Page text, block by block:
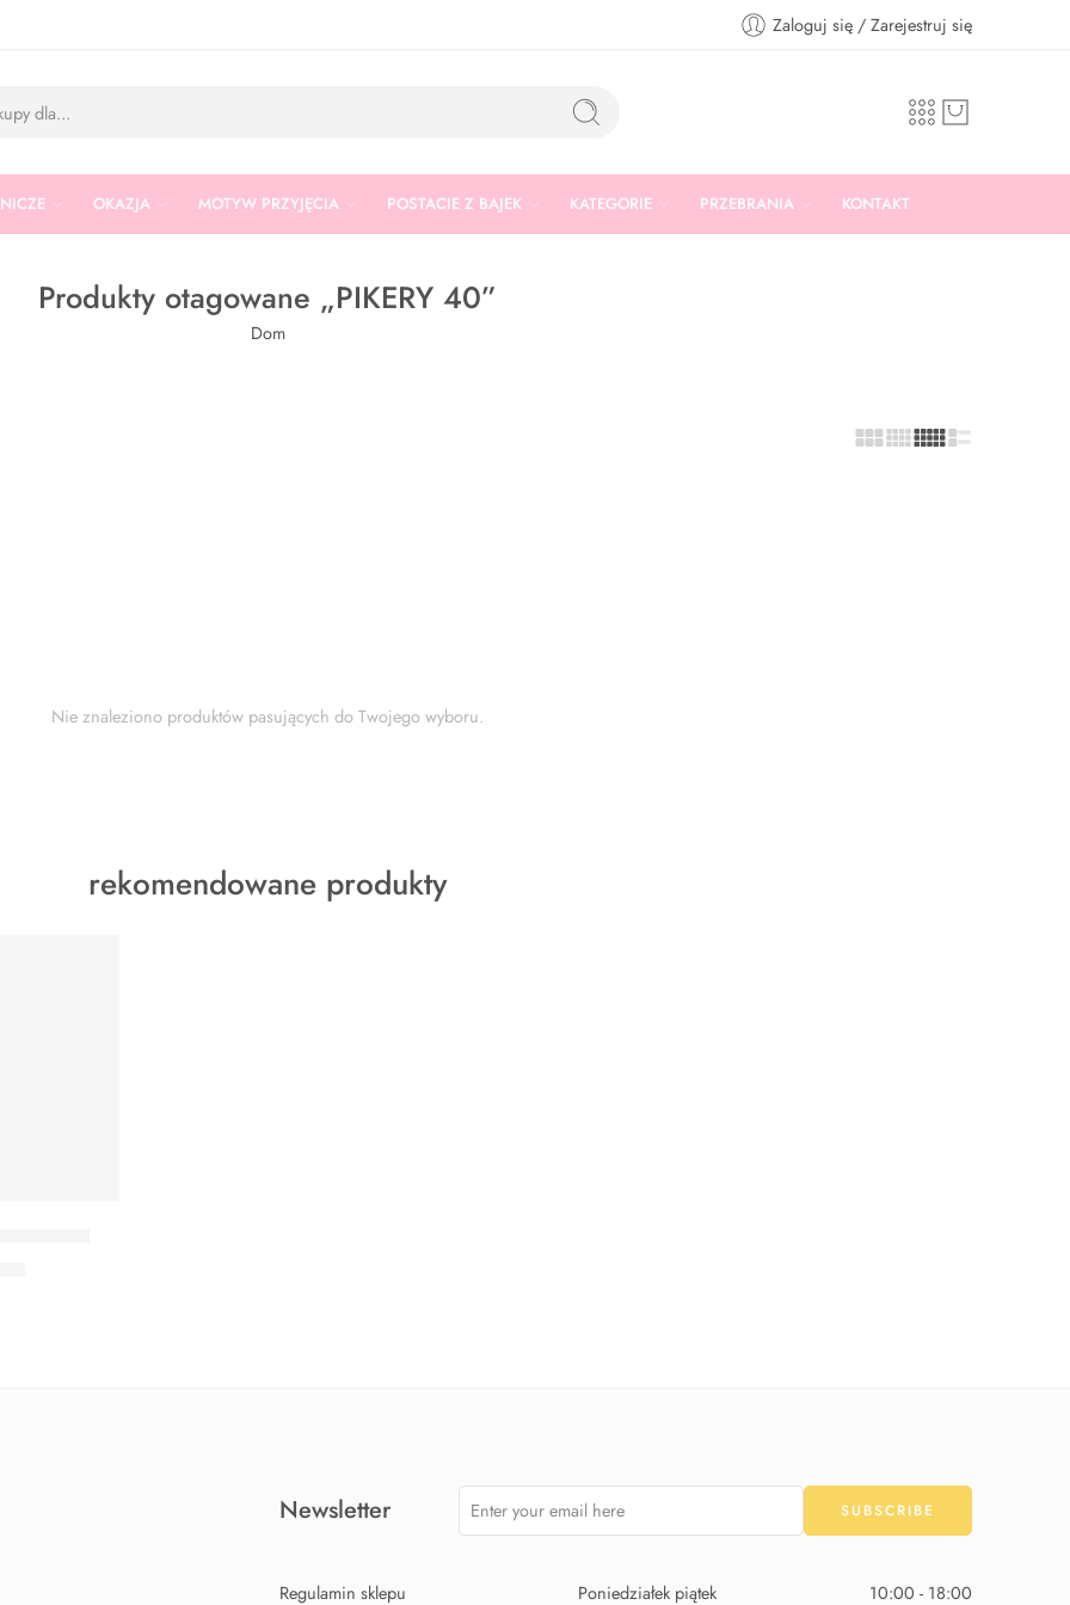
Zaloguj się / Zarejestruj się
OKAZJA MOTYW PRZYJĘCIA POSTACIE Z BAJEK KATEGORIE PRZEBRANIA KONTAKT
Produkty otagowane „PIKERY 40”
Dom
Nie znaleziono produktów pasujących do Twojego wyboru.
rekomendowane produkty
Newsletter
Regulamin sklepu Poniedziałek piątek 10:00 - 18:00